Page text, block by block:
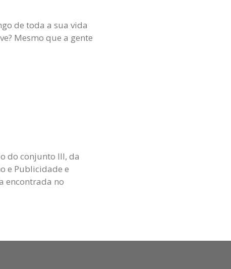
de toda a sua vida
Mesmo que a gente
do conjunto III, da
e Publicidade e
encontrada no